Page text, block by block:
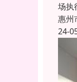
场执
惠州
24-